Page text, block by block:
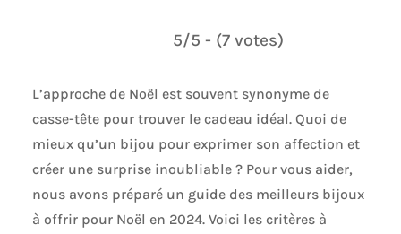
5/5 - (7 votes)
L’approche de Noël est souvent synonyme de
casse-tête pour trouver le cadeau idéal. Quoi de
mieux qu’un bijou pour exprimer son affection et
créer une surprise inoubliable ? Pour vous aider,
nous avons préparé un guide des meilleurs bijoux
à offrir pour Noël en 2024. Voici les critères à